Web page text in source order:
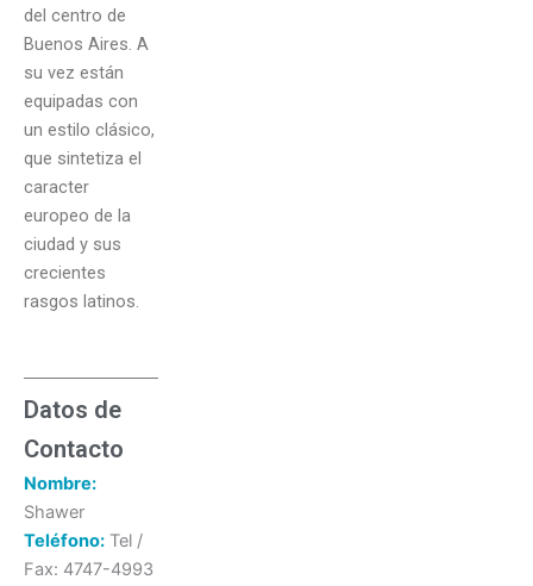
del centro de
Buenos Aires. A
su vez están
equipadas con
un estilo clásico,
que sintetiza el
caracter
europeo de la
ciudad y sus
crecientes
rasgos latinos.
Datos de
Contacto
Nombre:
Shawer
Teléfono: Tel /
Fax: 4747-4993